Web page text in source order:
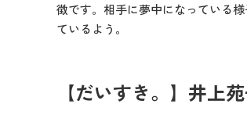
徴です。相手に夢中になっている
ているよう。
【だいすき。】井上